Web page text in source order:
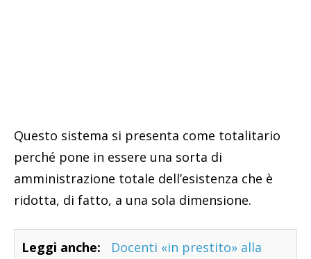
Questo sistema si presenta come totalitario
perché pone in essere una sorta di
amministrazione totale dell’esistenza che è
ridotta, di fatto, a una sola dimensione.
Leggi anche:
Docenti «in prestito» alla